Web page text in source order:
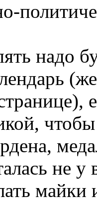
надо
не у